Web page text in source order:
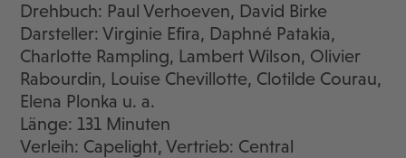
Drehbuch: Paul Verhoeven, David Birke
Darsteller: Virginie Efira, Daphné Patakia,
Charlotte Rampling, Lambert Wilson, Olivier
Rabourdin, Louise Chevillotte, Clotilde Courau,
Elena Plonka u. a.
Länge: 131 Minuten
Verleih: Capelight, Vertrieb: Central